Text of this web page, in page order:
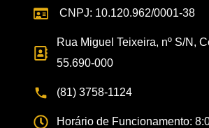
CNPJ: 10.120.962/0001-38
Rua Miguel Teixeira, nº S/N,
55.690-000
(81) 3758-1124
Horário de Funcionamento: